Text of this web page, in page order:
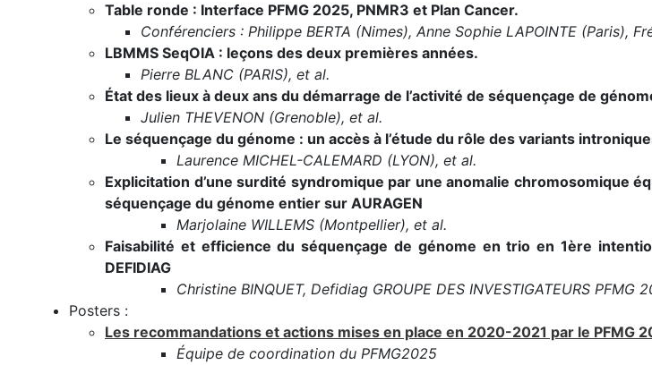
Table ronde : Interface PFMG 2025, PNMR3 et Plan Cancer.
Conférenciers : Philippe BERTA (Nimes), Anne Sophie LAPOINTE (Paris),
LBMMS SeqOIA : leçons des deux premières années.
Pierre BLANC (PARIS), et al.
État des lieux à deux ans du démarrage de l’activité de séquençage de
Julien THEVENON (Grenoble), et al.
Le séquençage du génome : un accès à l’étude du rôle des variants
Laurence MICHEL-CALEMARD (LYON), et al.
Explicitation d’une surdité syndromique par une anomalie chromosomique
séquençage du génome entier sur AURAGEN
Marjolaine WILLEMS (Montpellier), et al.
Faisabilité et efficience du séquençage de génome en trio en 1ère
DEFIDIAG
Christine BINQUET, Defidiag GROUPE DES INVESTIGATEURS PFMG
Posters :
Les recommandations et actions mises en place en 2020-2021 par le PFMG
Équipe de coordination du PFMG2025